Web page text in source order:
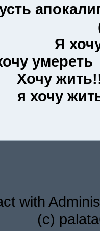
Я
умереть
Хочу
я хочу
with
(c)